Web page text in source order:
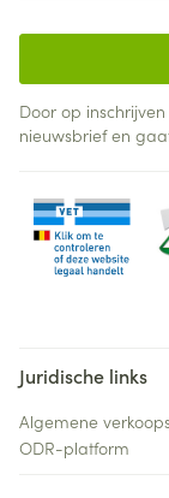
Door op
nieuwsbrief en
Juridische links
Algemene
ODR-platform